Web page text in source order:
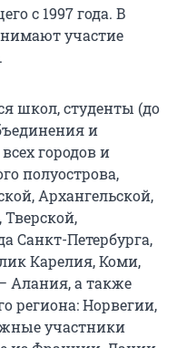
с 1997 года. В
участие
школ, студенты (до
и
городов и
полуострова,
Архангельской,
Тверской,
Санкт-Петербурга,
Карелия, Коми,
Алания, а также
региона: Норвегии,
участники